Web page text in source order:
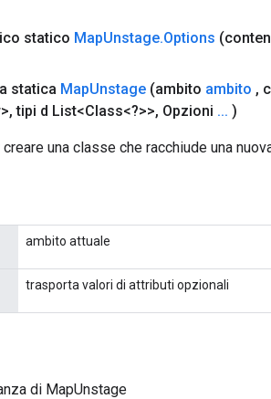
statico MapUnstage.Options
statica MapUnstage (ambito ambito ,
, tipi d List<Class<?>>, Opzioni ... )
una classe che racchiude una
ambito attuale
trasporta valori di attributi opzionali
di MapUnstage